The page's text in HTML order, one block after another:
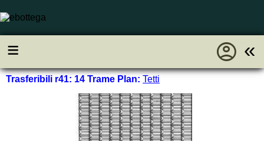
≡ «
account_circle
Trasferibili r41: 14 Trame Plan: Tetti